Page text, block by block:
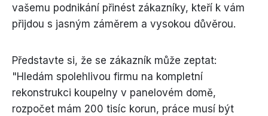
vašemu podnikání přinést zákazníky, kteří k vám
přijdou s jasným záměrem a vysokou důvěrou.
Představte si, že se zákazník může zeptat:
"Hledám spolehlivou firmu na kompletní
rekonstrukci koupelny v panelovém domě,
rozpočet mám 200 tisíc korun, práce musí být